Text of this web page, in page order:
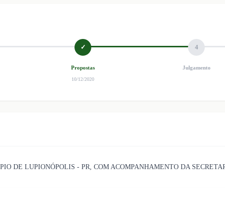
✓
Propostas
10/12/2020
4
Julgamento
DE LUPIONÓPOLIS - PR, COM ACOMPANHAMENTO DA